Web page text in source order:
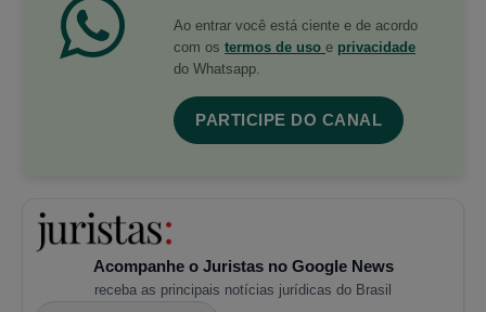
Ao entrar você está ciente e de acordo
com os termos de uso e privacidade
do Whatsapp.
PARTICIPE DO CANAL
Acompanhe o Juristas no Google News
receba as principais notícias jurídicas do Brasil